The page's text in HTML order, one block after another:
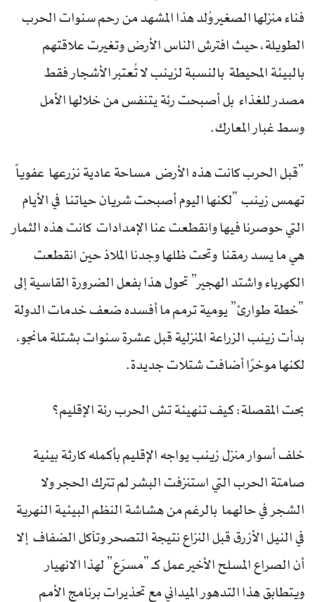
فناء منزلها الصغير وُلد هذا المشهد من رحم سنوات الحرب
الطويلة، حيث افترش الناس الأرض وتغيرت علاقتهم
بالبيئة المحيطة بالنسبة لزينب لا تُعتبر الأشجار فقط
مصدر للغذاء بل أصبحت رئة يتنفس من خلالها الأمل
وسط غبار المعارك.
“قبل الحرب كانت هذه الأرض مساحة عادية نزرعها عفوياً
تهمس زينب “لكنها اليوم أصبحت شريان حياتنا في الأيام
التي حوصرنا فيها وانقطعت عنا الإمدادات كانت هذه الثمار
هي ما يسد رمقنا وتحت ظلها وجدنا الملاذ حين انقطعت
الكهرباء واشتد الهجير” تحول هذا بفعل الضرورة القاسية إلى
“خطة طوارئ” يومية ترمم ما أفسده ضعف خدمات الدولة
بدأت زينب الزراعة المنزلية قبل عشرة سنوات بشتلة مانجو،
لكنها موخرًا أضافت شتلات جديدة.
بحت المقصلة: كيف تنهيئة تش الحرب رئة الإقليم؟
خلف أسوار منزل زينب يواجه الإقليم بأكمله كارثة بيئية
صامتة الحرب التي استنزفت البشر لم تترك الحجر ولا
الشجر في حالهما بالرغم من هشاشة النظم البيئية النهرية
في النيل الأزرق قبل النزاع نتيجة التصحر وتآكل الضفاف إلا
أن الصراع المسلح الأخير عمل كـ “مسرّع” لهذا الانهيار
ويتطابق هذا التدهور الميداني مع تحذيرات برنامج الأمم